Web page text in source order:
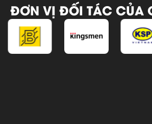
ĐƠN VỊ ĐỐI TÁC CỦA